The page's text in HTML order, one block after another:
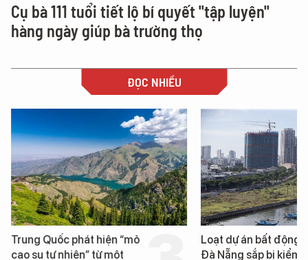
Cụ bà 111 tuổi tiết lộ bí quyết "tập luyện"
hàng ngày giúp bà trường thọ
ĐỌC NHIỀU
Trung Quốc phát hiện “mỏ
cao su tự nhiên” từ một
Loạt dự án bất động
Đà Nẵng sắp bị kiểm